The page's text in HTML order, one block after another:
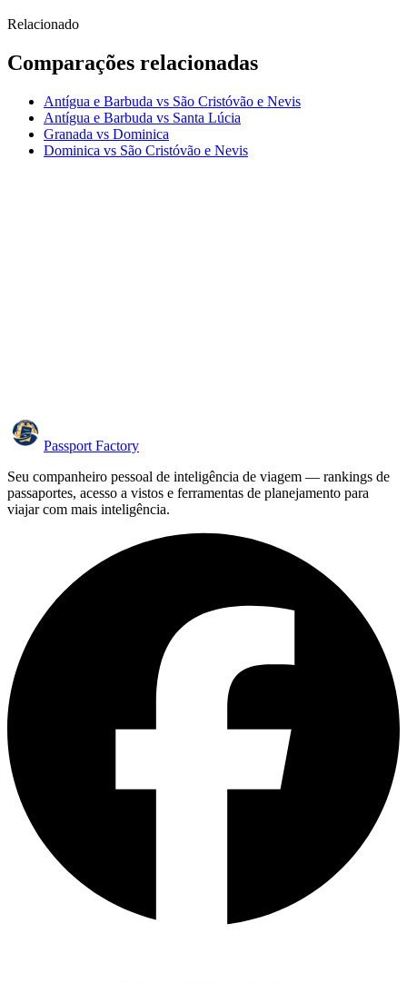
Relacionado
Comparações relacionadas
Antígua e Barbuda vs São Cristóvão e Nevis
Antígua e Barbuda vs Santa Lúcia
Granada vs Dominica
Dominica vs São Cristóvão e Nevis
Passport Factory
Seu companheiro pessoal de inteligência de viagem — rankings de
passaportes, acesso a vistos e ferramentas de planejamento para
viajar com mais inteligência.